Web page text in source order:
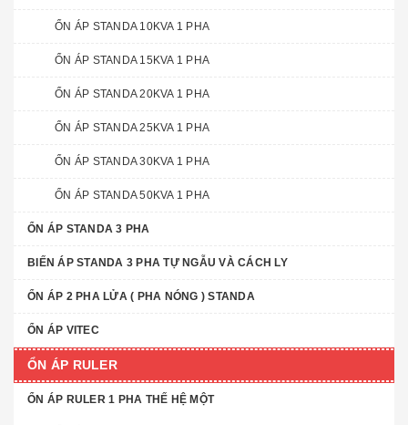
ỔN ÁP STANDA 10KVA 1 PHA
ỔN ÁP STANDA 15KVA 1 PHA
ỔN ÁP STANDA 20KVA 1 PHA
ỔN ÁP STANDA 25KVA 1 PHA
ỔN ÁP STANDA 30KVA 1 PHA
ỔN ÁP STANDA 50KVA 1 PHA
ỔN ÁP STANDA 3 PHA
BIẾN ÁP STANDA 3 PHA TỰ NGẪU VÀ CÁCH LY
ỔN ÁP 2 PHA LỬA ( PHA NÓNG ) STANDA
ỔN ÁP VITEC
ỔN ÁP RULER
ỔN ÁP RULER 1 PHA THẾ HỆ MỘT